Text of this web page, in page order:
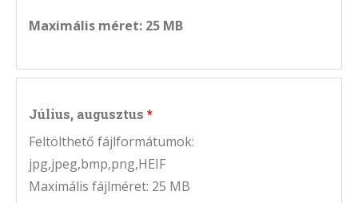
Maximális méret: 25 MB
Július, augusztus
Feltölthető fájlformátumok:
jpg,jpeg,bmp,png,HEIF
Maximális fájlméret: 25 MB